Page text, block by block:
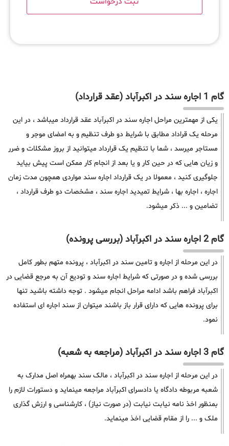
گام 1 اجاره سند در اکبرآباد (عقد قرارداد)
یکی از مهمترین مراحل اجاره سند در اکبرآباد عقد قرارداد میباشد ، در این
مرحله یک قراداد مطابق با شرایط دو طرف تنظیم و به امضای موجر و
مستاجر میرسد ، شما با تنظیم یک قرارداد میتوانید از بروز مشکلات و ضرر
و زیان هایی که در حین کار و یا بعد از انجام کار ممکن است پیش بیاید
جلوگیری کنید ، معمولا در یک قرارداد اجاره سند مواردی همچون مدت زمان
اجاره ، اجاره بها ، شرایط تمیدید اجاره سند ، مشخصات دو طرف قرارداد ،
تضامین و ... ذکر میشود.
گام 2 اجاره سند در اکبرآباد (بررسی پرونده)
در این مرحله از اجاره و تامین سند در اکبرآباد ، پرونده متهم بطور کامل
بررسی شده و در صورتی که شرایط اجاره سند و تودیع آن به مرجع قضایی در
اکبرآباد فراهم باشد ادامه مراحل انجام میشود . توجه داشته باشید تنها
برای پرونده هایی که دارای قرار باز باشند میتوان از سند اجاره ای استفاده
نمود.
گام 3 اجاره سند در اکبرآباد (مراجعه به شعبه)
در این مرحله از اجاره سند در اکبرآباد ، مالک سند بهمراه اصل مدارک به
شعبه مربوطه دادگاه یا دادسرای اکبرآباد مراجعه مینماید و دستورات لازم را
بمنظور اخذ نامه نیابت نیابت (در صورت نیاز) ، کارشناسی و ارزش گذاری
ملک و ... را از مقام قضایی اخذ مینماید.